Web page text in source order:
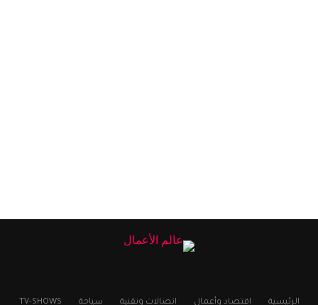
الرئيسية اقتصاد وأعمال اتصالات وتقنية سياحة TV-SHOWS